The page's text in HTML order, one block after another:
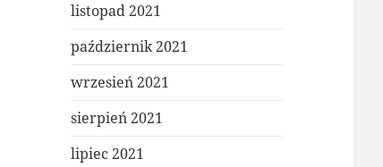
listopad 2021
październik 2021
wrzesień 2021
sierpień 2021
lipiec 2021